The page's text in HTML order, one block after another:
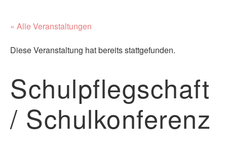
« Alle Veranstaltungen
Diese Veranstaltung hat bereits stattgefunden.
Schulpflegschaft
/ Schulkonferenz